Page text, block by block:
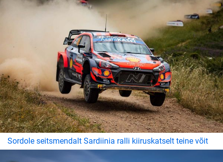
Sordole seitsmendalt Sardiinia ralli kiiruskatselt teine võit